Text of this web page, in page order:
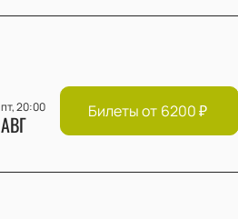
пт, 20:00
АВГ Билеты от 6200₽